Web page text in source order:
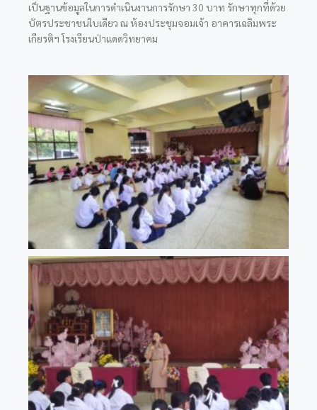
เป็นฐานข้อมูลในการดำเนินงานการรักษา 30 บาท รักษาทุกที่ด้วย
บัตรประชาชนใบเดียว ณ ห้องประชุมจอมเจ้า อาคารเฉลิมพระ
เกียรติฯ โรงเรียนป่าแดดวิทยาคม